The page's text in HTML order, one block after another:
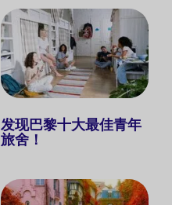
发现巴黎十大最佳青年
旅舍！